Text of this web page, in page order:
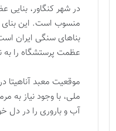
در شهر کنگاور، بنایی
منسوب است. این بنای
بناهای سنگی ایران
عظمت پرستشگاه را به
موقعیت معبد آناهیتا
ملی، با وجود نیاز به
آب و باروری را در